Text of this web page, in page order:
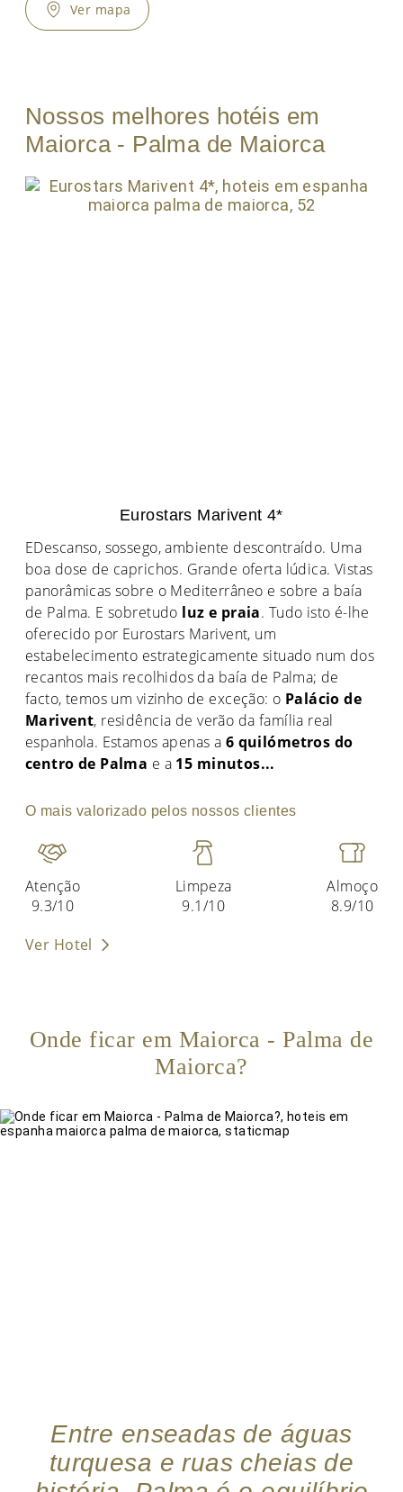
Ver mapa
Nossos melhores hotéis em
Maiorca - Palma de Maiorca
Eurostars Marivent 4*
EDescanso, sossego, ambiente descontraído. Uma
boa dose de caprichos. Grande oferta lúdica. Vistas
panorâmicas sobre o Mediterrâneo e sobre a baía
de Palma. E sobretudo luz e praia. Tudo isto é-lhe
oferecido por Eurostars Marivent, um
estabelecimento estrategicamente situado num dos
recantos mais recolhidos da baía de Palma; de
facto, temos um vizinho de exceção: o Palácio de
Marivent, residência de verão da família real
espanhola. Estamos apenas a 6 quilómetros do
centro de Palma e a 15 minutos...
O mais valorizado pelos nossos clientes
Atenção
9.3/10
Limpeza
9.1/10
Almoço
8.9/10
Ver Hotel
Onde ficar em Maiorca - Palma de
Maiorca?
Entre enseadas de águas
turquesa e ruas cheias de